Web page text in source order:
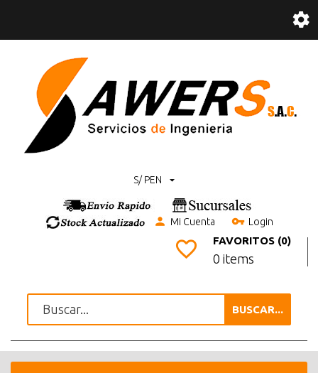
S/ PEN
Mi Cuenta Login
FAVORITOS (0)
0 items
BUSCAR...